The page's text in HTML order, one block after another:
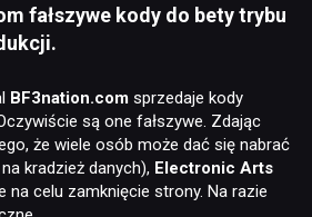
fałszywe kody do bety trybu
BF3nation.com sprzedaje kody
są one fałszywe. Zdając
że wiele osób może dać się nabrać
kradzież danych), Electronic Arts
na celu zamknięcie strony. Na razie